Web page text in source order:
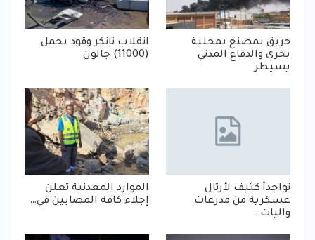
حريق بمصنع بمحلية
بحري والدفاع المدني
يسيطر
انقلاب تانكر وقود يحمل
(11000) جالون
تواجدأ كثيف لأرتال
عسكرية من مدرعات
واليات…
الموارد المعدنية تعلن
إجلاء كافة المصابين في…